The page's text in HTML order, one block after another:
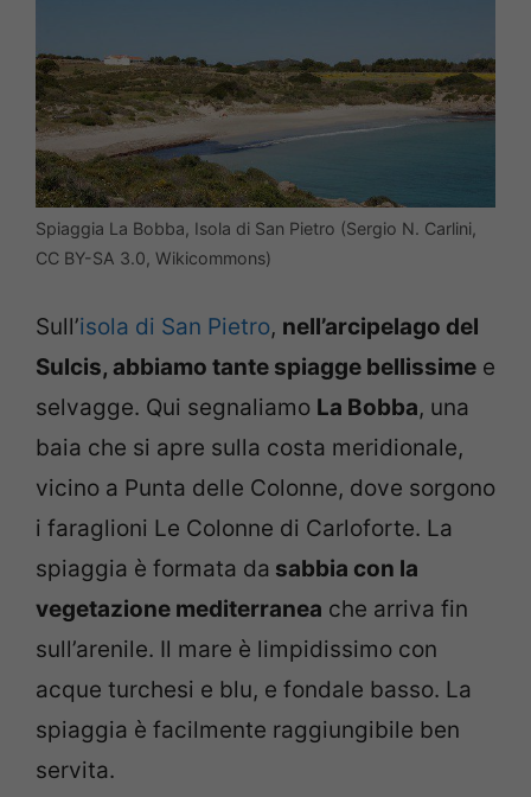
Spiaggia La Bobba, Isola di San Pietro (Sergio N. Carlini,
CC BY-SA 3.0, Wikicommons)
Sull’isola di San Pietro, nell’arcipelago del
Sulcis, abbiamo tante spiagge bellissime e
selvagge. Qui segnaliamo La Bobba, una
baia che si apre sulla costa meridionale,
vicino a Punta delle Colonne, dove sorgono
i faraglioni Le Colonne di Carloforte. La
spiaggia è formata da sabbia con la
vegetazione mediterranea che arriva fin
sull’arenile. Il mare è limpidissimo con
acque turchesi e blu, e fondale basso. La
spiaggia è facilmente raggiungibile ben
servita.